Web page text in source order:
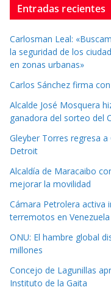
Entradas recientes
Carlosman Leal:
la seguridad de los
en zonas urbanas»
Carlos Sánchez firma
Alcalde José Mosquera
ganadora del sorteo del
Gleyber Torres regresa
Detroit
Alcaldía de Maracaibo
mejorar la movilidad
Cámara Petrolera activa
terremotos en Venezuela
ONU: El hambre global
millones
Concejo de Lagunillas
Instituto de la Gaita